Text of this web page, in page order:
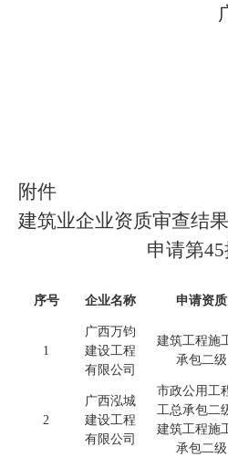
附件
建筑业企业资质审查结
申请第45
序号 企业名称 申请资质
1
广西万钧
建设工程
有限公司
建筑工程施
承包二级
2
广西泓城
建设工程
有限公司
市政公用工
工总承包二
建筑工程施
承包二级